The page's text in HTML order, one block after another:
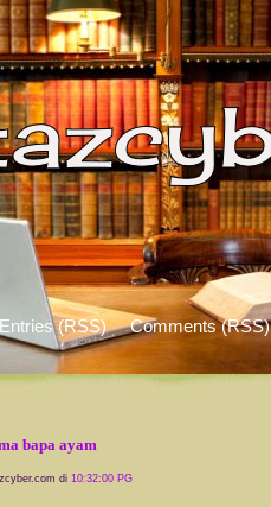
Entries (RSS) Comments (RSS)
bapa ayam
di 10:32:00 PG